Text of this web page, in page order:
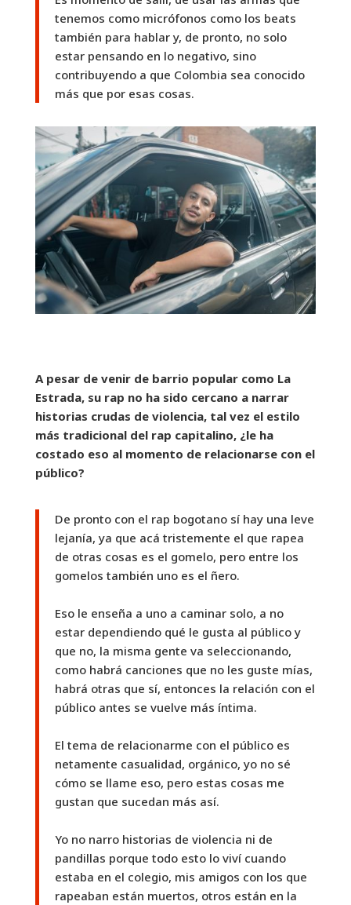
tenemos como micrófonos como los beats
también para hablar y, de pronto, no solo
estar pensando en lo negativo, sino
contribuyendo a que Colombia sea conocido
más que por esas cosas.
A pesar de venir de barrio popular como La
Estrada, su rap no ha sido cercano a narrar
historias crudas de violencia, tal vez el estilo
más tradicional del rap capitalino, ¿le ha
costado eso al momento de relacionarse con el
público?
De pronto con el rap bogotano sí hay una leve
lejanía, ya que acá tristemente el que rapea
de otras cosas es el gomelo, pero entre los
gomelos también uno es el ñero.
Eso le enseña a uno a caminar solo, a no
estar dependiendo qué le gusta al público y
que no, la misma gente va seleccionando,
como habrá canciones que no les guste mías,
habrá otras que sí, entonces la relación con el
público antes se vuelve más íntima.
El tema de relacionarme con el público es
netamente casualidad, orgánico, yo no sé
cómo se llame eso, pero estas cosas me
gustan que sucedan más así.
Yo no narro historias de violencia ni de
pandillas porque todo esto lo viví cuando
estaba en el colegio, mis amigos con los que
rapeaban están muertos, otros están en la